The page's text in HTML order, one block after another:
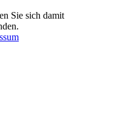
Sie sich damit